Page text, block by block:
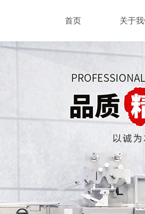
首页 关于